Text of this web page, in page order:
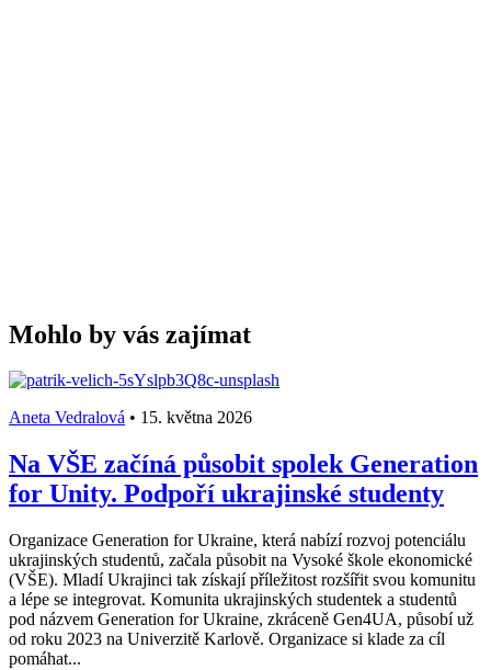
Mohlo by vás zajímat
Aneta Vedralová • 15. května 2026
Na VŠE začíná působit spolek Generation
for Unity. Podpoří ukrajinské studenty
Organizace Generation for Ukraine, která nabízí rozvoj potenciálu
ukrajinských studentů, začala působit na Vysoké škole ekonomické
(VŠE). Mladí Ukrajinci tak získají příležitost rozšířit svou komunitu
a lépe se integrovat. Komunita ukrajinských studentek a studentů
pod názvem Generation for Ukraine, zkráceně Gen4UA, působí už
od roku 2023 na Univerzitě Karlově. Organizace si klade za cíl
pomáhat...